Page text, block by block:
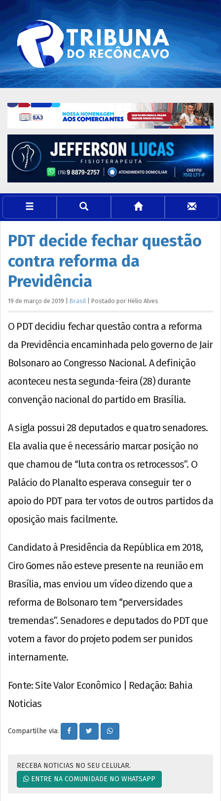
PDT decide fechar questão
contra reforma da
Previdência
19 de março de 2019 Brasil Postado por Hélio Alves
O PDT decidiu fechar questão contra a reforma
da Previdência encaminhada pelo governo de Jair
Bolsonaro ao Congresso Nacional. A definição
aconteceu nesta segunda-feira (28) durante
convenção nacional do partido em Brasília.
A sigla possui 28 deputados e quatro senadores.
Ela avalia que é necessário marcar posição no
que chamou de “luta contra os retrocessos”. O
Palácio do Planalto esperava conseguir ter o
apoio do PDT para ter votos de outros partidos da
oposição mais facilmente.
Candidato à Presidência da República em 2018,
Ciro Gomes não esteve presente na reunião em
Brasília, mas enviou um vídeo dizendo que a
reforma de Bolsonaro tem “perversidades
tremendas”. Senadores e deputados do PDT que
votem a favor do projeto podem ser punidos
internamente.
Fonte: Site Valor Econômico | Redação: Bahia
Noticias
Compartilhe via:
RECEBA NOTICIAS NO SEU CELULAR.
ENTRE NA COMUNIDADE NO WHATSAPP